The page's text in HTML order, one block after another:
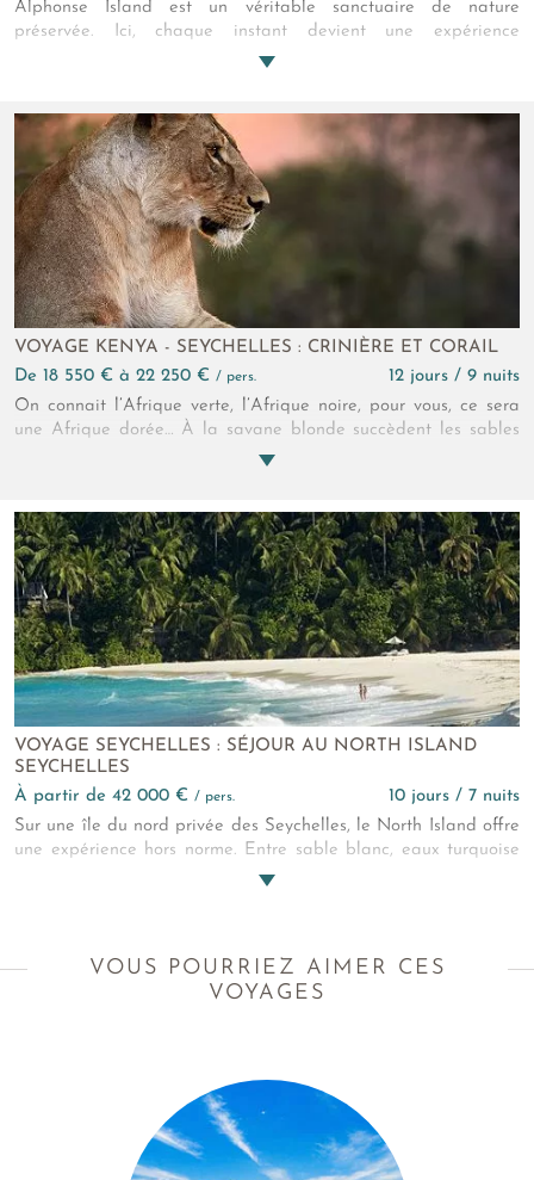
Alphonse Island est un véritable sanctuaire de nature
préservée. Ici, chaque instant devient une expérience
sensorielle inoubliable entre plongée, pêche, exploration ou
bonheur. Les villas élégantes se fondent dans le paysage
tropical et la gastronomie célèbre les produits frais et locaux.
Alphonse Island est un refuge rare où les Seychelles livrent ses
plus beaux secrets.
VOYAGE KENYA - SEYCHELLES : CRINIÈRE ET CORAIL
de 18 550 € à 22 250 € / pers.
12 jours / 9 nuits
On connait l’Afrique verte, l’Afrique noire, pour vous, ce sera
une Afrique dorée… À la savane blonde succèdent les sables
flavescents. Safaris et farniente dans les plus beaux écolodges,
berceau du monde jusqu’au jardin d’Éden.
VOYAGE SEYCHELLES : SÉJOUR AU NORTH ISLAND
SEYCHELLES
à partir de 42 000 € / pers.
10 jours / 7 nuits
Sur une île du nord privée des Seychelles, le North Island offre
une expérience hors norme. Entre sable blanc, eaux turquoise
et coucher de soleil spectaculaire, chaque point de vue offre
d’exception.VOUS POURRIEZ AIMER CES
VOYAGES